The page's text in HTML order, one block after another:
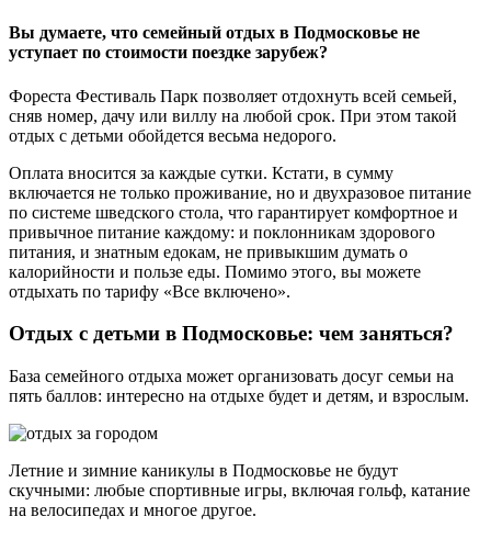
Вы думаете, что семейный отдых в Подмосковье не
уступает по стоимости поездке зарубеж?
Фореста Фестиваль Парк позволяет отдохнуть всей семьей,
сняв номер, дачу или виллу на любой срок. При этом такой
отдых с детьми обойдется весьма недорого.
Оплата вносится за каждые сутки. Кстати, в сумму
включается не только проживание, но и двухразовое питание
по системе шведского стола, что гарантирует комфортное и
привычное питание каждому: и поклонникам здорового
питания, и знатным едокам, не привыкшим думать о
калорийности и пользе еды. Помимо этого, вы можете
отдыхать по тарифу «Все включено».
Отдых с детьми в Подмосковье: чем заняться?
База семейного отдыха может организовать досуг семьи на
пять баллов: интересно на отдыхе будет и детям, и взрослым.
Летние и зимние каникулы в Подмосковье не будут
скучными: любые спортивные игры, включая гольф, катание
на велосипедах и многое другое.